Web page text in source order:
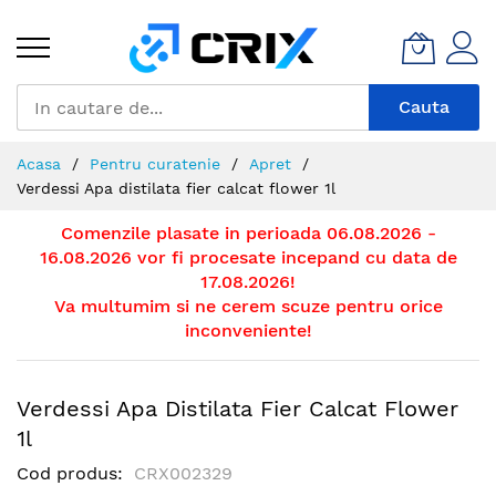
Continut
Cauta
Acasa Pentru curatenie
Apret
Verdessi Apa distilata fier calcat flower 1l
Comenzile plasate in perioada 06.08.2026 -
16.08.2026 vor fi procesate incepand cu data de
17.08.2026!
Va multumim si ne cerem scuze pentru orice
inconveniente!
Verdessi Apa Distilata Fier Calcat Flower
1l
Cod produs CRX002329